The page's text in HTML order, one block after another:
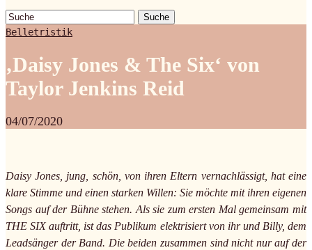
Suche
Belletristik
‚Daisy Jones & The Six‘ von
Taylor Jenkins Reid
04/07/2020
Daisy Jones, jung, schön, von ihren Eltern vernachlässigt, hat eine
klare Stimme und einen starken Willen: Sie möchte mit ihren eigenen
Songs auf der Bühne stehen. Als sie zum ersten Mal gemeinsam mit
THE SIX auftritt, ist das Publikum elektrisiert von ihr und Billy, dem
Leadsänger der Band. Die beiden zusammen sind nicht nur auf der